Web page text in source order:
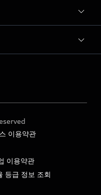
-1079
이용약관
이용약관
등급 정보 조회